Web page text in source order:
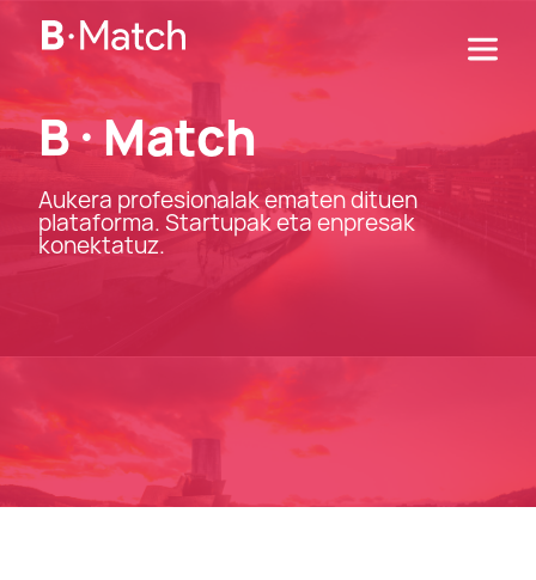
B·Match
Aukera profesionalak ematen dituen
plataforma. Startupak eta enpresak
konektatuz.